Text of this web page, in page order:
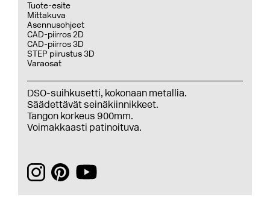
Tuote-esite
Mittakuva
Asennusohjeet
CAD-piirros 2D
CAD-piirros 3D
STEP piirustus 3D
Varaosat
DSO-suihkusetti, kokonaan metallia.
Säädettävät seinäkiinnikkeet.
Tangon korkeus 900mm.
Voimakkaasti patinoituva.